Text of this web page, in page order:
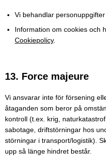
Vi behandlar
Information om cookies och
Cookiepolicy.
13. Force majeure
Vi ansvarar inte för försening
åtaganden som beror på
kontroll (t.ex. krig,
sabotage, driftstörningar hos
störningar i transport/logistik).
upp så länge hindret består.